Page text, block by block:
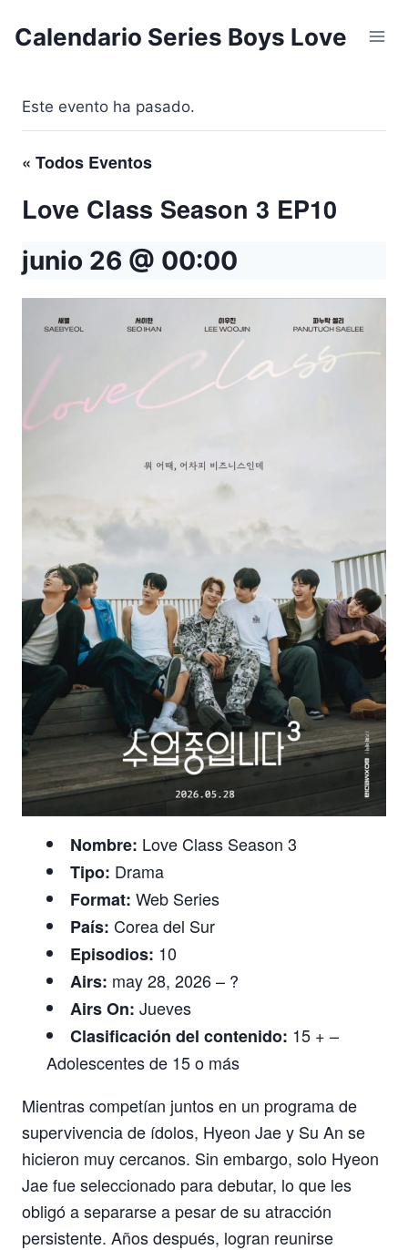
Calendario Series Boys Love
Este evento ha pasado.
« Todos Eventos
Love Class Season 3 EP10
junio 26 @ 00:00
Nombre: Love Class Season 3
Tipo: Drama
Format: Web Series
País: Corea del Sur
Episodios: 10
Airs: may 28, 2026 – ?
Airs On: Jueves
Clasificación del contenido: 15 + –
Adolescentes de 15 o más
Mientras competían juntos en un programa de
supervivencia de ídolos, Hyeon Jae y Su An se
hicieron muy cercanos. Sin embargo, solo Hyeon
Jae fue seleccionado para debutar, lo que les
obligó a separarse a pesar de su atracción
persistente. Años después, logran reunirse